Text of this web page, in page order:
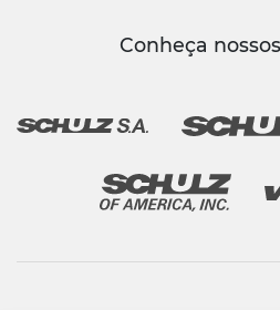
Conheça